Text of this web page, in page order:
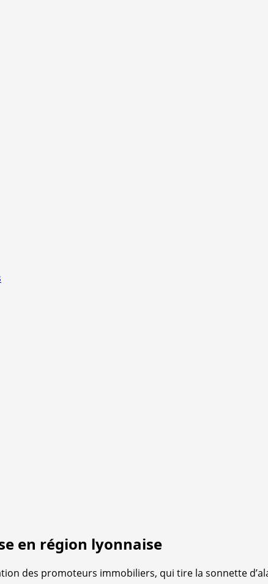
en région lyonnaise
des promoteurs immobiliers, qui tire la sonnette